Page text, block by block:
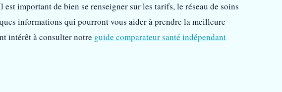
important de bien se renseigner sur les tarifs, le réseau de soins
informations qui pourront vous aider à prendre la meilleure
intérêt à consulter notre guide comparateur santé indépendant